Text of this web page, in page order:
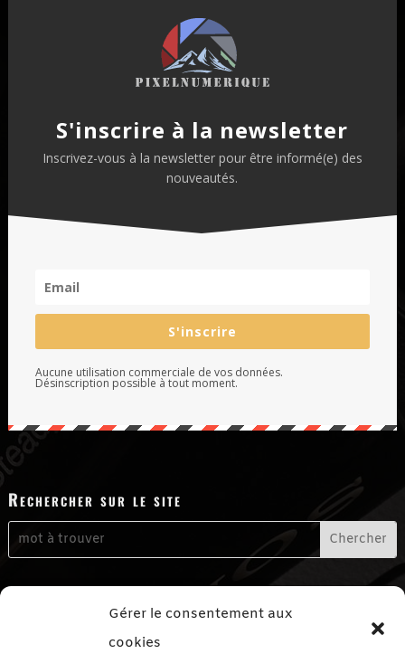
Gérer le consentement aux
cookies
S'inscrire à la newsletter
Inscrivez-vous à la newsletter pour être informé(e) des
nouveautés.
S'inscrire
Aucune utilisation commerciale de vos données.
Désinscription possible à tout moment.
Rechercher sur le site